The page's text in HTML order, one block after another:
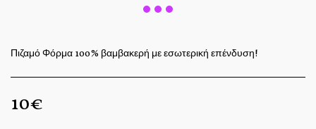
Πιζαμό Φόρμα 100% βαμβακερή με εσωτερική επένδυση!
10€